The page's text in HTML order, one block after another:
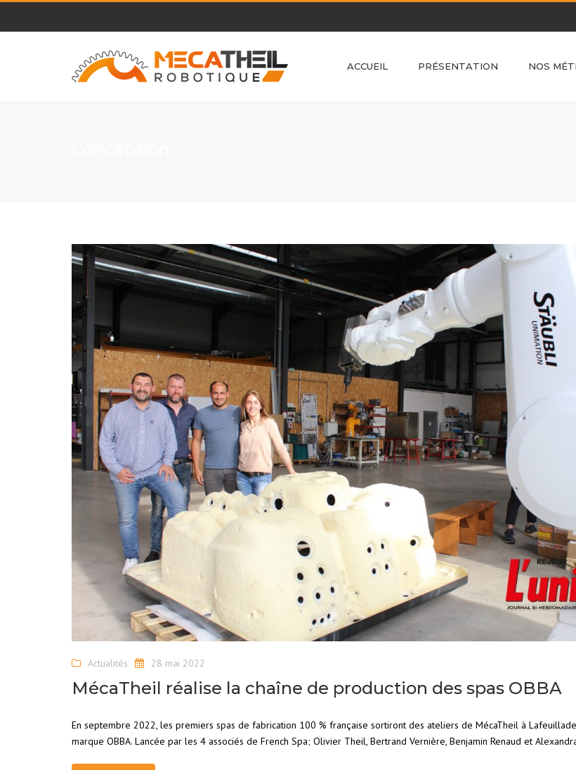
ACCUEIL PRÉSENTATION NOS
Actualités 28 mai 2022
MécaTheil réalise la chaîne de production des spas OBBA
En septembre 2022, les premiers spas de fabrication 100 % française sortiront des ateliers de MécaTheil à
marque OBBA. Lancée par les 4 associés de French Spa; Olivier Theil, Bertrand Vernière, Benjamin Renaud et